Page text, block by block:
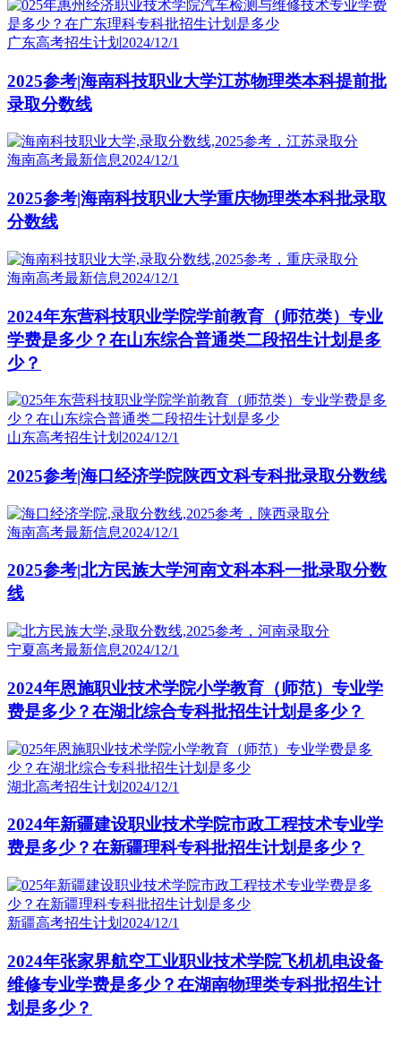
广东高考招生计划 2024/12/1
2025参考|海南科技职业大学江苏物理类本科提前批
录取分数线
海南高考最新信息2024/12/1
2025参考|海南科技职业大学重庆物理类本科批录取
分数线
海南高考最新信息2024/12/1
2024年东营科技职业学院学前教育（师范类）专业
学费是多少？在山东综合普通类二段招生计划是多
少？
山东高考招生计划 2024/12/1
2025参考|海口经济学院陕西文科专科批录取分数线
海南高考最新信息2024/12/1
2025参考|北方民族大学河南文科本科一批录取分数
线
宁夏高考最新信息2024/12/1
2024年恩施职业技术学院小学教育（师范）专业学
费是多少？在湖北综合专科批招生计划是多少？
湖北高考招生计划 2024/12/1
2024年新疆建设职业技术学院市政工程技术专业学
费是多少？在新疆理科专科批招生计划是多少？
新疆高考招生计划 2024/12/1
2024年张家界航空工业职业技术学院飞机机电设备
维修专业学费是多少？在湖南物理类专科批招生计
划是多少？